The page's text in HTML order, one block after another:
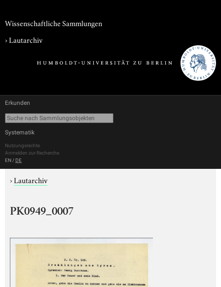
Wissenschaftliche Sammlungen
›Lautarchiv
Erkunden
Systematik
Nutzungsrechte
Anmelden zur Recherche
EN / DE
›Lautarchiv
PK0949_0007